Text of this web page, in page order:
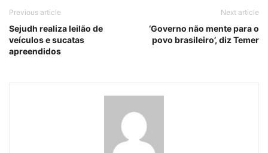
Previous article
Sejudh realiza leilão de
veículos e sucatas
apreendidos
Next article
‘Governo não mente para o
povo brasileiro’, diz Temer